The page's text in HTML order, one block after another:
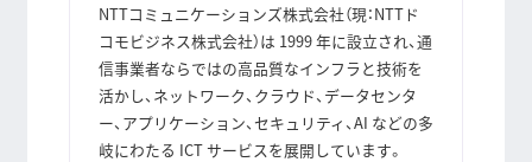
NTTコミュニケーションズ株式会社（現：NTTド
コモビジネス株式会社）は 1999 年に設立され、通
信事業者ならではの高品質なインフラと技術を
活かし、ネットワーク、クラウド、データセンタ
ー、アプリケーション、セキュリティ、AI などの多
岐にわたる ICT サービスを展開しています。